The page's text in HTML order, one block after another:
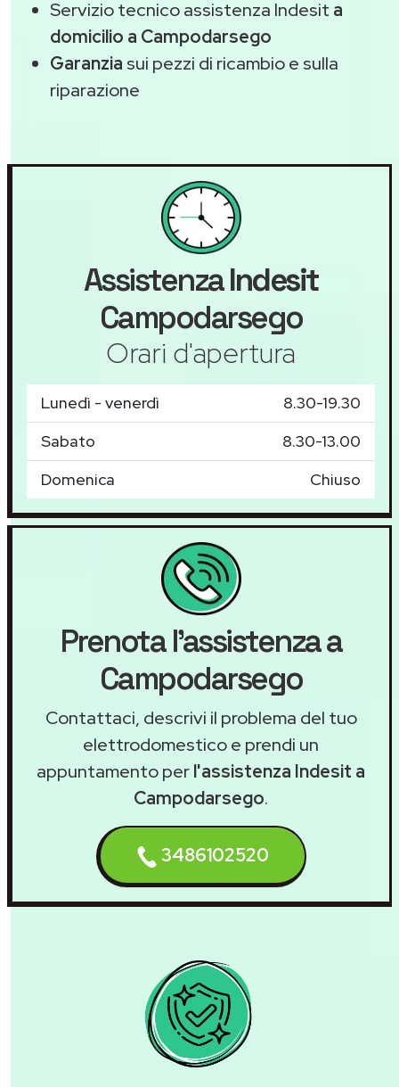
Servizio tecnico assistenza Indesit a
domicilio a Campodarsego
Garanzia sui pezzi di ricambio e sulla
riparazione
AssistenzaIndesit
Campodarsego
Orari d'apertura
Lunedì - venerdì
8.30-19.30
Sabato
8.30-13.00
Domenica
Chiuso
Prenota l'assistenza a
Campodarsego
Contattaci, descrivi il problema del tuo
elettrodomestico e prendi un
appuntamento perl'assistenza Indesit a
Campodarsego.
3486102520